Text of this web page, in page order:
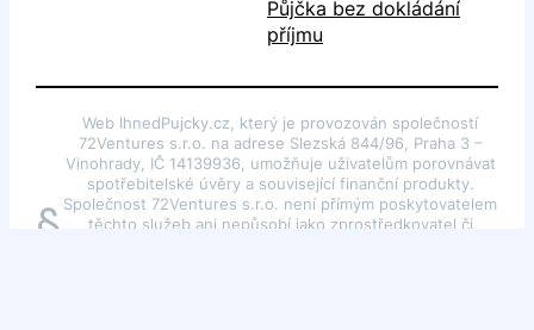
Půjčka bez dokládání
příjmu
§
Web IhnedPujcky.cz, který je provozován společností
72Ventures s.r.o. na adrese Slezská 844/96, Praha 3 –
Vinohrady, IČ 14139936, umožňuje uživatelům porovnávat
spotřebitelské úvěry a související finanční produkty.
Společnost 72Ventures s.r.o. není přímým poskytovatelem
těchto služeb ani nepůsobí jako zprostředkovatel či